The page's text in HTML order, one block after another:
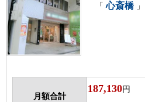
「 心斎橋
月額合計
187,130円